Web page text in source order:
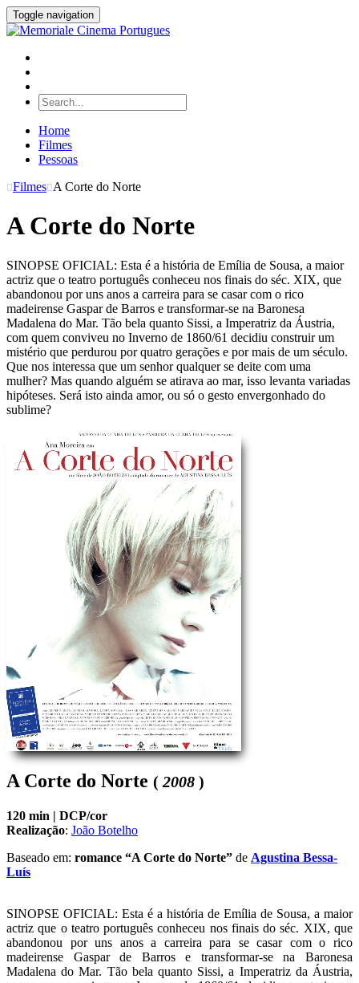
Toggle navigation
Home
Filmes
Pessoas
Filmes A Corte do Norte
A Corte do Norte
SINOPSE OFICIAL: Esta é a história de Emília de Sousa, a maior
actriz que o teatro português conheceu nos finais do séc. XIX, que
abandonou por uns anos a carreira para se casar com o rico
madeirense Gaspar de Barros e transformar-se na Baronesa
Madalena do Mar. Tão bela quanto Sissi, a Imperatriz da Áustria,
com quem conviveu no Inverno de 1860/61 decidiu construir um
mistério que perdurou por quatro gerações e por mais de um século.
Que nos interessa que um senhor qualquer se deite com uma
mulher? Mas quando alguém se atirava ao mar, isso levanta variadas
hipóteses. Será isto ainda amor, ou só o gesto envergonhado do
sublime?
A Corte do Norte ( 2008 )
120 min | DCP/cor
Realização: João Botelho
Baseado em: romance “A Corte do Norte” de Agustina Bessa-
Luís
SINOPSE OFICIAL: Esta é a história de Emília de Sousa, a maior
actriz que o teatro português conheceu nos finais do séc. XIX, que
abandonou por uns anos a carreira para se casar com o rico
madeirense Gaspar de Barros e transformar-se na Baronesa
Madalena do Mar. Tão bela quanto Sissi, a Imperatriz da Áustria,